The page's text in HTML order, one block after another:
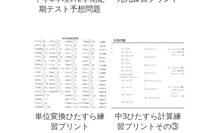
期テスト予想問題
単位変換ひたすら練
習プリント
中3ひたすら計算練
習プリントその③